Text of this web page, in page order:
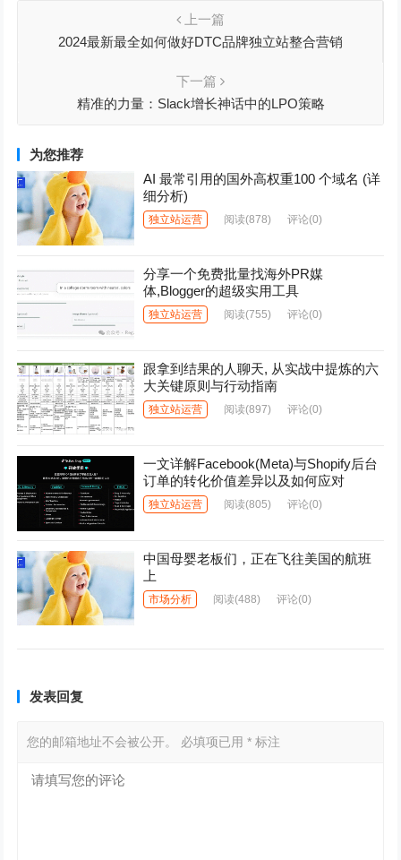
上一篇
2024最新最全如何做好DTC品牌独立站整合营销
下一篇
精准的力量：Slack增长神话中的LPO策略
为您推荐
AI 最常引用的国外高权重100 个域名 (详
细分析)
独立站运营 阅读(878) 评论(0)
分享一个免费批量找海外PR媒
体,Blogger的超级实用工具
独立站运营 阅读(755) 评论(0)
跟拿到结果的人聊天, 从实战中提炼的六
大关键原则与行动指南
独立站运营 阅读(897) 评论(0)
一文详解Facebook(Meta)与Shopify后台
订单的转化价值差异以及如何应对
独立站运营 阅读(805) 评论(0)
中国母婴老板们，正在飞往美国的航班
上
市场分析 阅读(488) 评论(0)
发表回复
您的邮箱地址不会被公开。 必填项已用* 标注